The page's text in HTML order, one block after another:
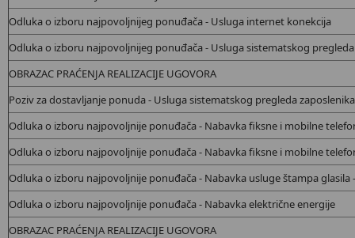
Odluka o izboru najpovoljnijeg ponuđača - Usluga internet konekcija
Odluka o izboru najpovoljnijeg ponuđača - Usluga sistematskog
OBRAZAC PRAĆENJA REALIZACIJE UGOVORA
Poziv za dostavljanje ponuda - Usluga sistematskog pregleda zaposlenika
Odluka o izboru najpovoljnije ponuđača - Nabavkafiksne i mobilne
Odluka o izboru najpovoljnije ponuđača - Nabavkafiksne i mobilne
Odluka o izboru najpovoljnije ponuđača - Nabavka usluge štampa glasila -
Odluka o izboru najpovoljnije ponuđača - Nabavkaelektrične energije
OBRAZAC PRAĆENJA REALIZACIJE UGOVORA